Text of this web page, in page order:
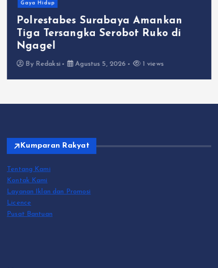
Gaya Hidup
Polrestabes Surabaya Amankan
Tiga Tersangka Serobot Ruko di
Ngagel
By Redaksi Agustus 5, 2026 1 views
Kumparan Rakyat
Tentang Kami
Kontak Kami
Layanan Iklan dan Promosi
Licence
Pusat Bantuan